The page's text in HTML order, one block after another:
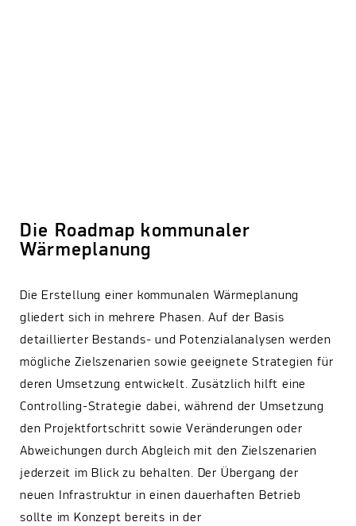
Die Roadmap kommunaler
Wärmeplanung
Die Erstellung einer kommunalen Wärmeplanung
gliedert sich in mehrere Phasen. Auf der Basis
detaillierter Bestands- und Potenzialanalysen werden
mögliche Zielszenarien sowie geeignete Strategien für
deren Umsetzung entwickelt. Zusätzlich hilft eine
Controlling-Strategie dabei, während der Umsetzung
den Projektfortschritt sowie Veränderungen oder
Abweichungen durch Abgleich mit den Zielszenarien
jederzeit im Blick zu behalten. Der Übergang der
neuen Infrastruktur in einen dauerhaften Betrieb
sollte im Konzept bereits in der